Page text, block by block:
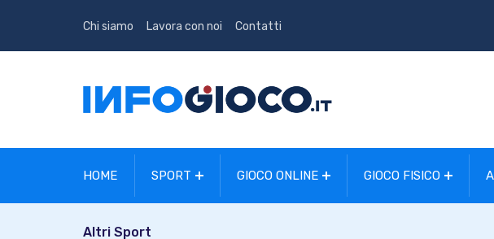
Chi siamo Lavora con noi Contatti
HOME SPORT GIOCO ONLINE GIOCO FISICO
Altri Sport